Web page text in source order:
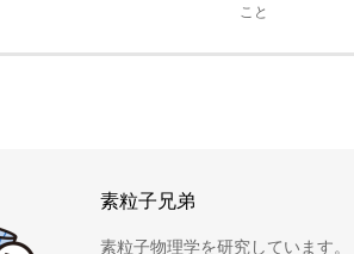
こと
素粒子兄弟
素粒子物理学を研究しています